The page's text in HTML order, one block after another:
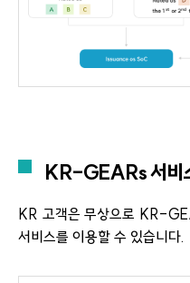
KR-GEARs 서비
KR 고객은 무상으로 KR-
서비스를 이용할 수 있습니다.